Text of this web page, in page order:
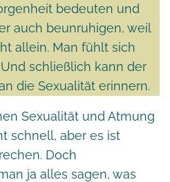
bedeuten und
auch beunruhigen, weil
allein. Man fühlt sich
schließlich kann der
die Sexualität erinnern.
Sexualität und Atmung
schnell, aber es ist
Doch
ja alles sagen, was